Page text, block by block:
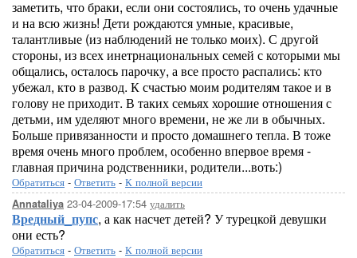
заметить, что браки, если они состоялись, то очень удачные
и на всю жизнь! Дети рождаются умные, красивые,
талантливые (из наблюдений не только моих). С другой
стороны, из всех инетрнациональных семей с которыми мы
общались, осталось парочку, а все просто распались: кто
убежал, кто в развод. К счастью моим родителям такое и в
голову не приходит. В таких семьях хорошие отношения с
детьми, им уделяют много времени, не же ли в обычных.
Больше привязанности и просто домашнего тепла. В тоже
время очень много проблем, особенно впервое время -
главная причина родственники, родители...воть:)
Обратиться - Ответить - К полной версии
Annataliya 23-04-2009-17:54 удалить
Вредный_пупс, а как насчет детей? У турецкой девушки
они есть?
Обратиться - Ответить - К полной версии